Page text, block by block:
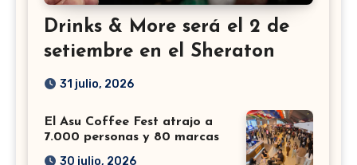
Drinks & More será el 2 de
setiembre en el Sheraton
31 julio, 2026
El Asu Coffee Fest atrajo a
7.000 personas y 80 marcas
30 julio, 2026